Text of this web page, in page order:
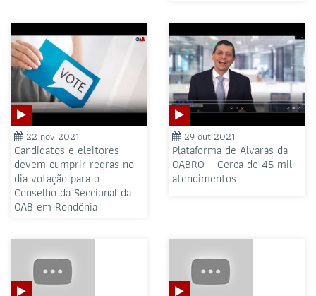
22 nov 2021
Candidatos e eleitores
devem cumprir regras no
dia votação para o
Conselho da Seccional da
OAB em Rondônia
29 out 2021
Plataforma de Alvarás da
OABRO – Cerca de 45 mil
atendimentos